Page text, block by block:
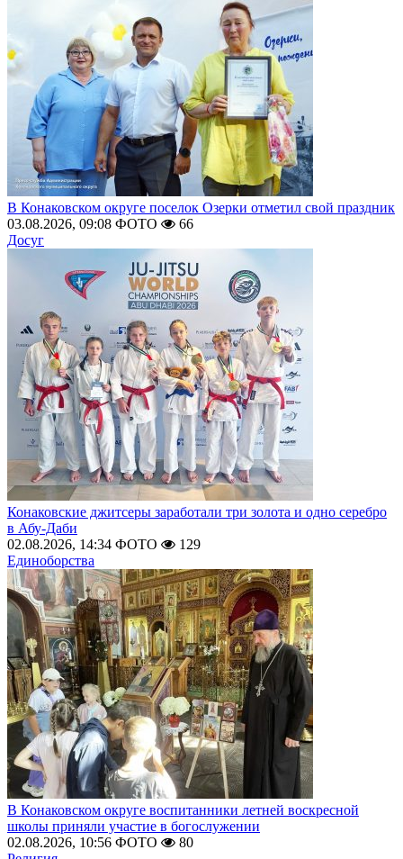
В Конаковском округе поселок Озерки отметил свой праздник
03.08.2026, 09:08 ФОТО
66
Досуг
Конаковские джитсеры заработали три золота и одно серебро
в Абу-Даби
02.08.2026, 14:34 ФОТО
129
Единоборства
В Конаковском округе воспитанники летней воскресной
школы приняли участие в богослужении
02.08.2026, 10:56 ФОТО
80